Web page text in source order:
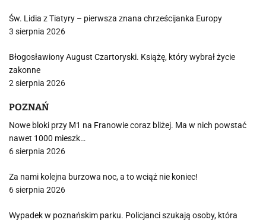
Św. Lidia z Tiatyry – pierwsza znana chrześcijanka Europy
3 sierpnia 2026
Błogosławiony August Czartoryski. Książę, który wybrał życie
zakonne
2 sierpnia 2026
POZNAŃ
Nowe bloki przy M1 na Franowie coraz bliżej. Ma w nich powstać
nawet 1000 mieszk…
6 sierpnia 2026
Za nami kolejna burzowa noc, a to wciąż nie koniec!
6 sierpnia 2026
Wypadek w poznańskim parku. Policjanci szukają osoby, która